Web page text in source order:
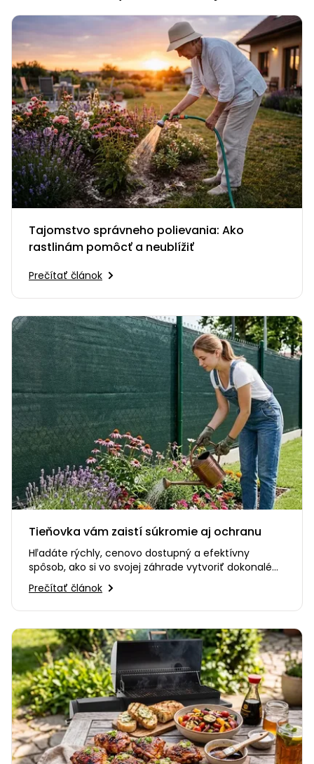
Tajomstvo správneho polievania: Ako
rastlinám pomôcť a neublížiť
Prečítať článok
Tieňovka vám zaistí súkromie aj ochranu
Hľadáte rýchly, cenovo dostupný a efektívny
spôsob, ako si vo svojej záhrade vytvoriť dokonalé
súkromie? Alebo…
Prečítať článok